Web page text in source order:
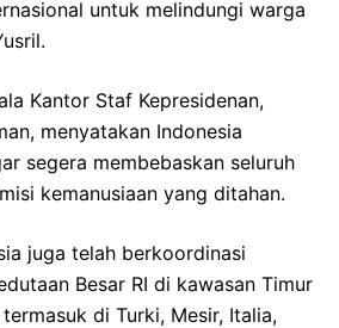
untuk melindungi warga
Kantor Staf Kepresidenan,
menyatakan Indonesia
segera membebaskan seluruh
kemanusiaan yang ditahan.
juga telah berkoordinasi
Besar RI di kawasan Timur
di Turki, Mesir, Italia,